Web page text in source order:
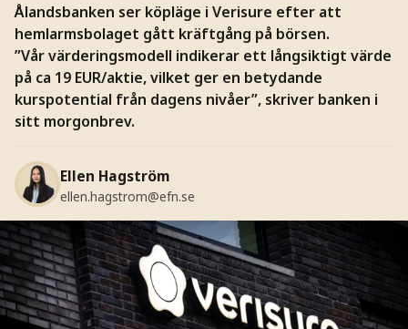
Ålandsbanken ser köpläge i Verisure efter att
hemlarmsbolaget gått kräftgång på börsen.
”Vår värderingsmodell indikerar ett långsiktigt värde
på ca 19 EUR/aktie, vilket ger en betydande
kurspotential från dagens nivåer”, skriver banken i
sitt morgonbrev.
Ellen Hagström
ellen.hagstrom@efn.se